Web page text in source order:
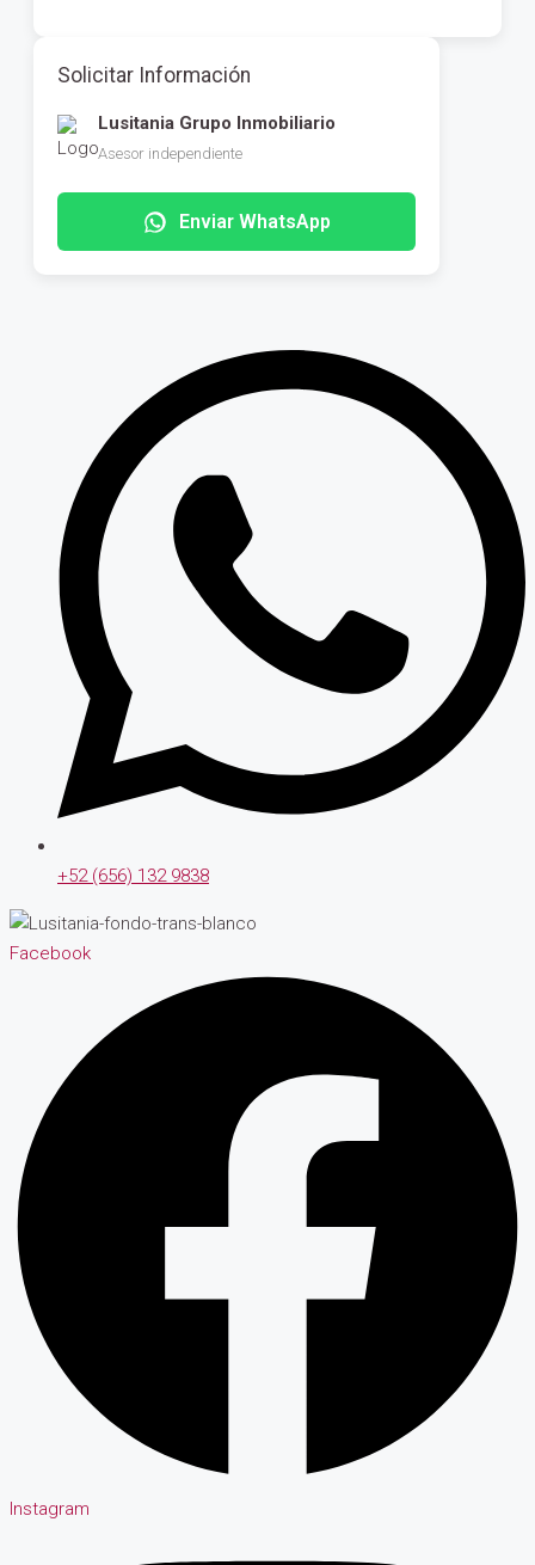
Solicitar Información
Lusitania Grupo Inmobiliario
Asesor independiente
Enviar WhatsApp
+52 (656) 132 9838
Facebook
Instagram